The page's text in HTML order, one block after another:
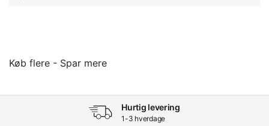
Køb flere - Spar mere
Hurtig levering
1-3 hverdage